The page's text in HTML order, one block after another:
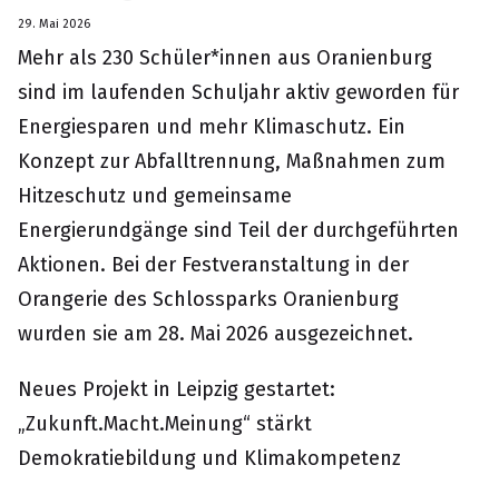
29. Mai 2026
Mehr als 230 Schüler*innen aus Oranienburg
sind im laufenden Schuljahr aktiv geworden für
Energiesparen und mehr Klimaschutz. Ein
Konzept zur Abfalltrennung, Maßnahmen zum
Hitzeschutz und gemeinsame
Energierundgänge sind Teil der durchgeführten
Aktionen. Bei der Festveranstaltung in der
Orangerie des Schlossparks Oranienburg
wurden sie am 28. Mai 2026 ausgezeichnet.
Neues Projekt in Leipzig gestartet:
„Zukunft.Macht.Meinung“ stärkt
Demokratiebildung und Klimakompetenz